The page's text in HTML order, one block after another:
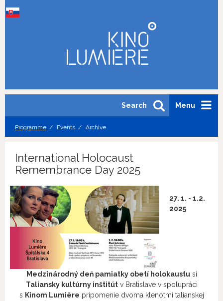
Menu
Search
Programme Events Archive
International Holocaust
Remembrance Day 2025
27. 1. - 1.2.
2025
Medzinárodný deň pamiatky obetí holokaustusi
Taliansky kultúrny inštitútv Bratislave v spolupráci
s Kinom Lumière pripomenie dvoma klenotmi talianskej